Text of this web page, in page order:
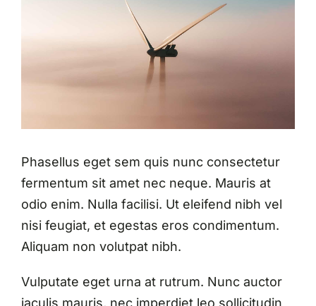
Phasellus eget sem quis nunc consectetur
fermentum sit amet nec neque. Mauris at
odio enim. Nulla facilisi. Ut eleifend nibh vel
nisi feugiat, et egestas eros condimentum.
Aliquam non volutpat nibh.
Vulputate eget urna at rutrum. Nunc auctor
iaculis mauris, nec imperdiet leo sollicitudin